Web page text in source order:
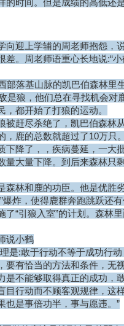
的时间。但是成绩的高低还
向迎上学辅的周老师抱怨，
差。周老师语重心长地说:“
部落基山脉的凯巴伯森林里
是狼，他们总在寻找机会对
，都开始了打狼的运动。
被赶尽杀绝了，凯巴伯森林
，鹿的总数就超过了10万只
下降了，，疾病蔓延，一大
量大量下降。到后来森林只
森林和鹿的功臣。他是优胜
爆炸，使得鹿群奔跑跳跃还
了“引狼入室”的计划。森林
说小鹤
是:敢于行动不等于成功行
要有恰当的方法和条件，无
是不能够取得真正的成功，
目行动而不顾客观规律，这
也是事倍功半，事与愿违。”